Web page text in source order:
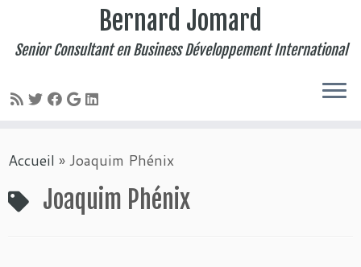
au
contenu
Bernard Jomard
Senior Consultant en Business Développement International
Accueil »Joaquim Phénix
Joaquim Phénix